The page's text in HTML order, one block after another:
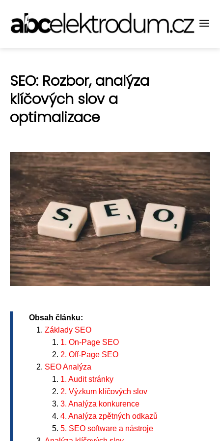
SEO: Rozbor, analýza
klíčových slov a
optimalizace
Obsah článku:
Základy SEO
1. On-Page SEO
2. Off-Page SEO
SEO Analýza
1. Audit stránky
2. Výzkum klíčových slov
3. Analýza konkurence
4. Analýza zpětných odkazů
5. SEO software a nástroje